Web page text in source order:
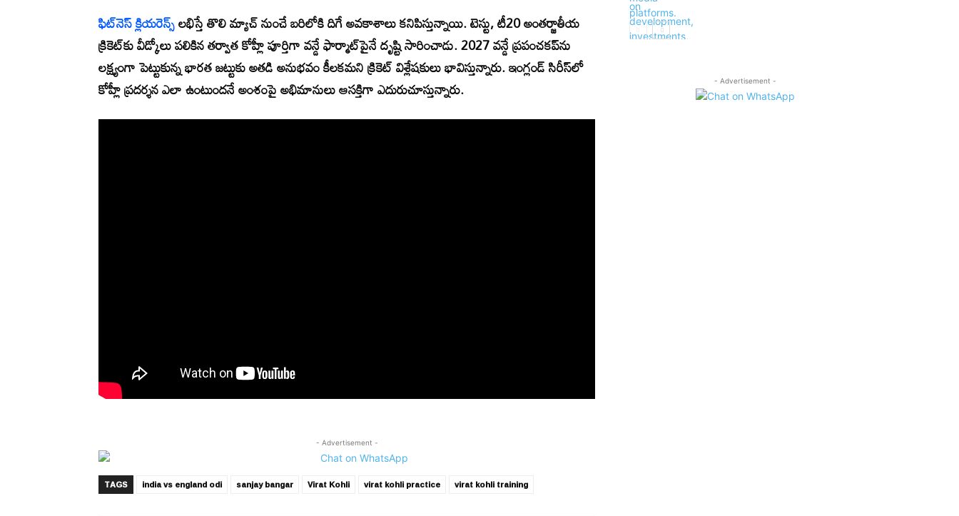
ఫిట్‌నెస్ క్లియరెన్స్లభిస్తే తొలి మ్యాచ్ నుంచే బరిలోకి దిగే అవకాశాలు కనిపిస్తున్నాయి. టెస్టు, టీ20 అంతర్జాతీయ
క్రికెట్‌కు వీడ్కోలు పలికిన తర్వాత కోహ్లీ పూర్తిగా వన్డే ఫార్మాట్‌పైనే దృష్టి సారించాడు. 2027 వన్డే ప్రపంచకప్‌ను
లక్ష్యంగా పెట్టుకున్న భారత జట్టుకు అతడి అనుభవం కీలకమని క్రికెట్ విశ్లేషకులు భావిస్తున్నారు. ఇంగ్లండ్ సిరీస్‌లో
కోహ్లీ ప్రదర్శన ఎలా ఉంటుందనే అంశంపై అభిమానులు ఆసక్తిగా ఎదురుచూస్తున్నారు.
- Advertisement -
TAGS india vs england odi sanjay bangar Virat Kohli virat kohli practice virat kohli training
- Advertisement -